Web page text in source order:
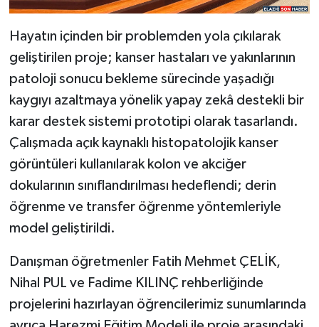
Hayatın içinden bir problemden yola çıkılarak
geliştirilen proje; kanser hastaları ve yakınlarının
patoloji sonucu bekleme sürecinde yaşadığı
kaygıyı azaltmaya yönelik yapay zekâ destekli bir
karar destek sistemi prototipi olarak tasarlandı.
Çalışmada açık kaynaklı histopatolojik kanser
görüntüleri kullanılarak kolon ve akciğer
dokularının sınıflandırılması hedeflendi; derin
öğrenme ve transfer öğrenme yöntemleriyle
model geliştirildi.
Danışman öğretmenler Fatih Mehmet ÇELİK,
Nihal PUL ve Fadime KILINÇ rehberliğinde
projelerini hazırlayan öğrencilerimiz sunumlarında